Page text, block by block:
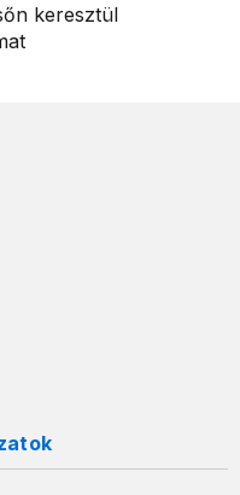
keresztül